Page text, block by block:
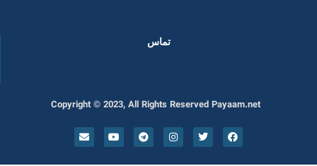
تماس
Copyright © 2023, All Rights Reserved Payaam.net